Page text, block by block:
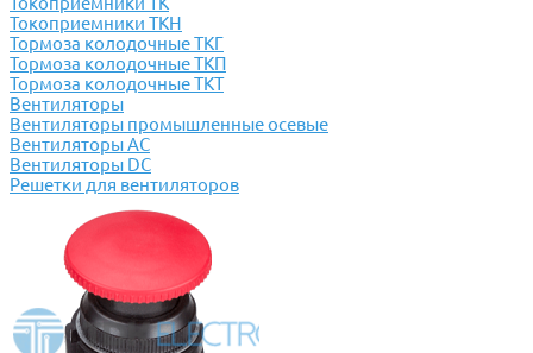
Токоприемники ТКН
Тормоза колодочные ТКГ
Тормоза колодочные ТКП
Тормоза колодочные ТКТ
Вентиляторы
Вентиляторы промышленные осевые
Вентиляторы АС
Вентиляторы DC
Решетки для вентиляторов